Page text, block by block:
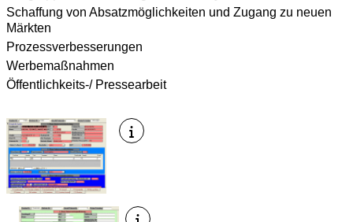
Schaffung von Absatzmöglichkeiten und Zugang zu neuen
Märkten
Prozessverbesserungen
Werbemaßnahmen
Öffentlichkeits-/ Pressearbeit